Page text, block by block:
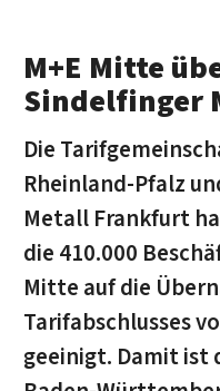
M+E Mitte
Sindelfinger
Die
Rheinland-Pfalz
Metall Frankfurt
die 410.000
Mitte auf die
Tarifabschlusses
geeinigt. Damit ist